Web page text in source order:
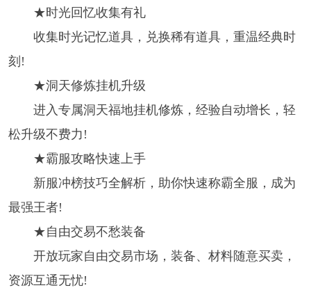
★时光回忆收集有礼
收集时光记忆道具，兑换稀有道具，重温经典时
刻!
★洞天修炼挂机升级
进入专属洞天福地挂机修炼，经验自动增长，轻
松升级不费力!
★霸服攻略快速上手
新服冲榜技巧全解析，助你快速称霸全服，成为
最强王者!
★自由交易不愁装备
开放玩家自由交易市场，装备、材料随意买卖，
资源互通无忧!